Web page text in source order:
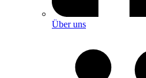
Über uns